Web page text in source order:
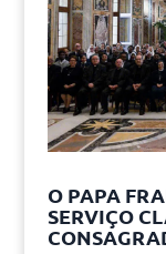
O PAPA
SERVIÇO